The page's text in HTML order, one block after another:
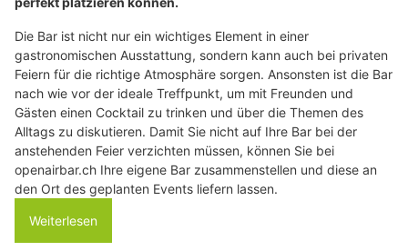
Die Bar ist nicht nur ein wichtiges Element in einer
gastronomischen Ausstattung, sondern kann auch bei privaten
Feiern für die richtige Atmosphäre sorgen. Ansonsten ist die Bar
nach wie vor der ideale Treffpunkt, um mit Freunden und
Gästen einen Cocktail zu trinken und über die Themen des
Alltags zu diskutieren. Damit Sie nicht auf Ihre Bar bei der
anstehenden Feier verzichten müssen, können Sie bei
openairbar.ch Ihre eigene Bar zusammenstellen und diese an
den Ort des geplanten Events liefern lassen.
Weiterlesen